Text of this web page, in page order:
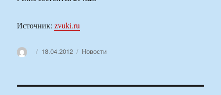
Источник:zvuki.ru
АвторОпубликовано
18.04.2012 Рубрики
Новости